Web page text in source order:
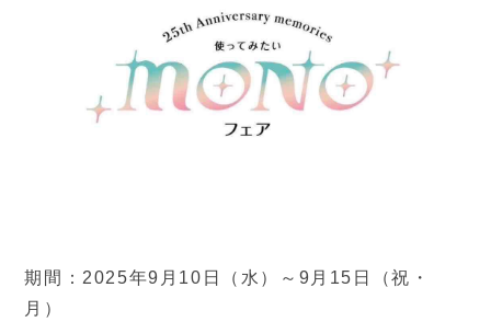
期間：2025年9月10日（水）～9月15日（祝・
月）